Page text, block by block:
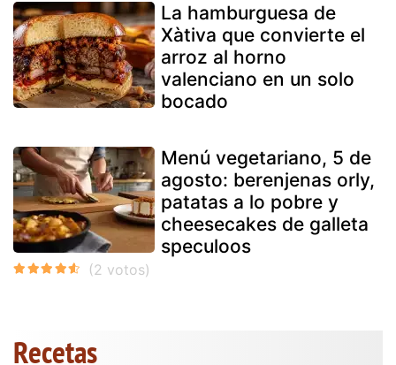
La hamburguesa de
Xàtiva que convierte el
arroz al horno
valenciano en un solo
bocado
Menú vegetariano, 5 de
agosto: berenjenas orly,
patatas a lo pobre y
cheesecakes de galleta
speculoos
Recetas